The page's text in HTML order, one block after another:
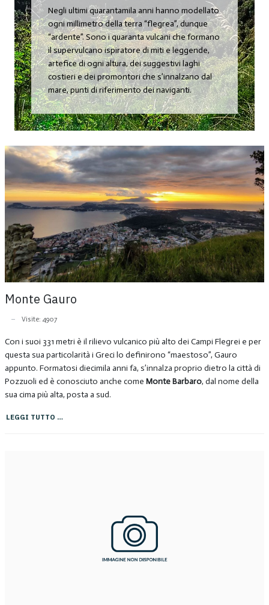
Negli ultimi quarantamila anni hanno modellato
ogni millimetro della terra “flegrea”, dunque
“ardente”. Sono i quaranta vulcani che formano
il supervulcano ispiratore di miti e leggende,
artefice di ogni altura, dei suggestivi laghi
costieri e dei promontori che s’innalzano dal
mare, punti di riferimento dei naviganti.
Monte Gauro
Visite: 4907
Con i suoi 331 metri è il rilievo vulcanico più alto dei Campi Flegrei e per
questa sua particolarità i Greci lo definirono “maestoso”, Gauro
appunto. Formatosi diecimila anni fa, s’innalza proprio dietro la città di
Pozzuoli ed è conosciuto anche come Monte Barbaro, dal nome della
sua cima più alta, posta a sud.
LEGGI TUTTO …